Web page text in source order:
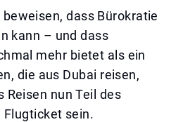
dass Bürokratie
kann – und dass
mehr bietet als ein
die aus Dubai reisen,
Reisen nun Teil des
Flugticket sein.